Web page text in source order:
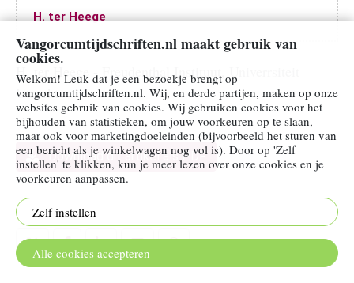
H. ter Heege
H. ter Heege - Freudenthal Instituut, Univerrsiteit
Utrecht
Download dit artikel als PDF
Deel dit artikel
rekenles
wil
ik
leren
rekenen
Praktische
informatie
Meer
over
Volgens
Bartjens
Contact
Vangorcumtijdschriften.nl maakt gebruik van
cookies.
Welkom! Leuk dat je een bezoekje brengt op
vangorcumtijdschriften.nl. Wij, en derde partijen, maken op onze
websites gebruik van cookies. Wij gebruiken cookies voor het
bijhouden van statistieken, om jouw voorkeuren op te slaan,
maar ook voor marketingdoeleinden (bijvoorbeeld het sturen van
een bericht als je winkelwagen nog vol is). Door op 'Zelf
instellen' te klikken, kun je meer lezen over onze cookies en je
voorkeuren aanpassen.
Zelf instellen
Alle cookies accepteren